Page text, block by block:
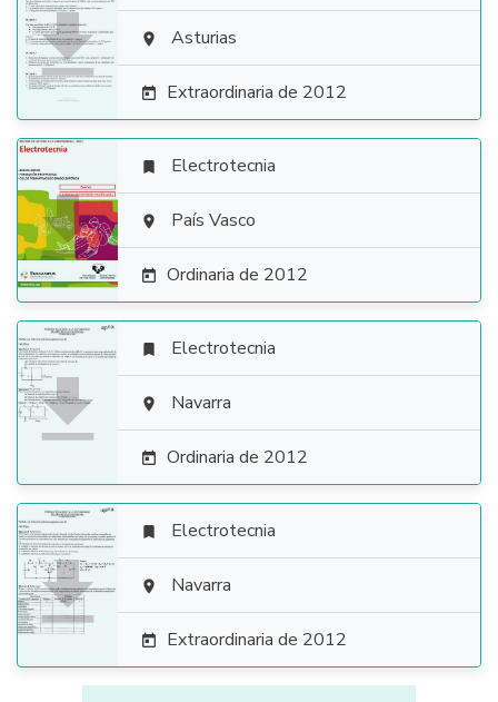
  Asturias
 Extraordinaria de 2012

 Electrotecnia
 País Vasco
 Ordinaria de 2012

 Electrotecnia
 Navarra
 Ordinaria de 2012

 Electrotecnia
 Navarra
 Extraordinaria de 2012